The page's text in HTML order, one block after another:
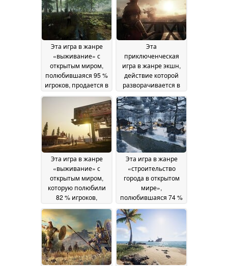
Эта игра в жанре
«выживание» с
открытым миром,
полюбившаяся 95 %
игроков, продается в
Steam со скидкой 78
07 July 2026
Эта
приключенческая
игра в жанре экшн,
действие которой
разворачивается в
Древнем Риме и
которая
понравилась 87 %
игроков, продается в
Steam со скидкой 65
% 05 July 2026
Эта игра в жанре
«выживание» с
открытым миром,
которую полюбили
82 % игроков,
продается в Steam со
скидкой 80 %
2026
Эта игра в жанре
«строительство
города в открытом
мире»,
полюбившаяся 74 %
игроков, продается в
Steam со скидкой 50
%02 July 2026